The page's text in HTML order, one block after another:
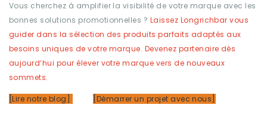
Vous cherchez à amplifier la visibilité de votre marque avec les
bonnes solutions promotionnelles ? Laissez Longrichbar vous
guider dans la sélection des produits parfaits adaptés aux
besoins uniques de votre marque. Devenez partenaire dès
aujourd’hui pour élever votre marque vers de nouveaux
sommets.
[Lire notre blog] [Démarrer un projet avec nous]